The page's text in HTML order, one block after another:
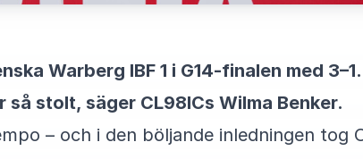
Warberg IBF 1 i G14-finalen med 3–1.
så stolt, säger CL98ICs Wilma Benker.
– och i den böljande inledningen tog